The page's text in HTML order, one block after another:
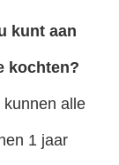
kunt aan
kochten?
alle
1 jaar